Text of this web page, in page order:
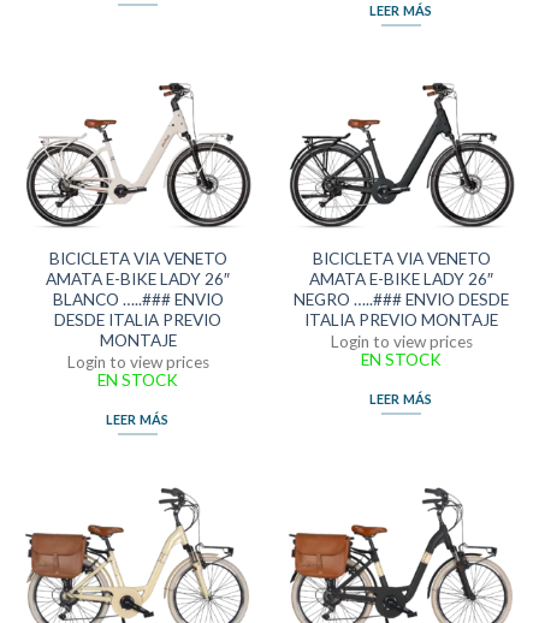
LEER MÁS
BICICLETA VIA VENETO
AMATA E-BIKE LADY 26″
BLANCO …..### ENVIO
DESDE ITALIA PREVIO
MONTAJE
Login to view prices
EN STOCK
LEER MÁS
BICICLETA VIA VENETO
AMATA E-BIKE LADY 26″
NEGRO …..### ENVIO DESDE
ITALIA PREVIO MONTAJE
Login to view prices
EN STOCK
LEER MÁS